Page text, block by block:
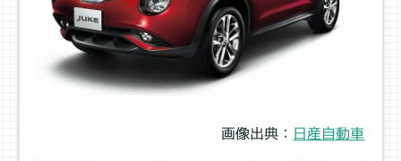
画像出典： 日産自動車